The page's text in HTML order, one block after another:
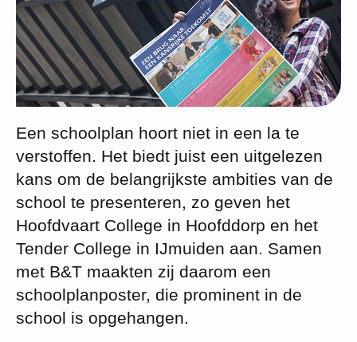
Een schoolplan hoort niet in een la te
verstoffen. Het biedt juist een uitgelezen
kans om de belangrijkste ambities van de
school te presenteren, zo geven het
Hoofdvaart College in Hoofddorp en het
Tender College in IJmuiden aan. Samen
met B&T maakten zij daarom een
schoolplanposter, die prominent in de
school is opgehangen.